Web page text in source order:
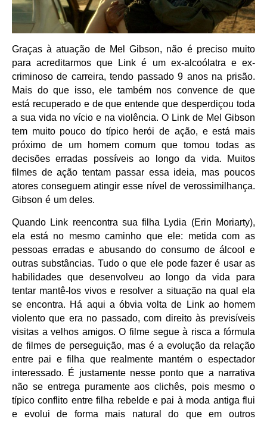
Graças à atuação de Mel Gibson, não é preciso muito
para acreditarmos que Link é um ex-alcoólatra e ex-
criminoso de carreira, tendo passado 9 anos na prisão.
Mais do que isso, ele também nos convence de que
está recuperado e de que entende que desperdiçou toda
a sua vida no vício e na violência. O Link de Mel Gibson
tem muito pouco do típico herói de ação, e está mais
próximo de um homem comum que tomou todas as
decisões erradas possíveis ao longo da vida. Muitos
filmes de ação tentam passar essa ideia, mas poucos
atores conseguem atingir esse nível de verossimilhança.
Gibson é um deles.
Quando Link reencontra sua filha Lydia (Erin Moriarty),
ela está no mesmo caminho que ele: metida com as
pessoas erradas e abusando do consumo de álcool e
outras substâncias. Tudo o que ele pode fazer é usar as
habilidades que desenvolveu ao longo da vida para
tentar mantê-los vivos e resolver a situação na qual ela
se encontra. Há aqui a óbvia volta de Link ao homem
violento que era no passado, com direito às previsíveis
visitas a velhos amigos. O filme segue à risca a fórmula
de filmes de perseguição, mas é a evolução da relação
entre pai e filha que realmente mantém o espectador
interessado. É justamente nesse ponto que a narrativa
não se entrega puramente aos clichês, pois mesmo o
típico conflito entre filha rebelde e pai à moda antiga flui
e evolui de forma mais natural do que em outros